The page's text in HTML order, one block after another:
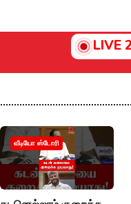
LIVE
வீடியோ ஸ்டோரி